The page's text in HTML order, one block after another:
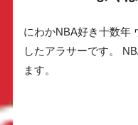
にわかNBA好き十数年
したアラサーです。
ます。